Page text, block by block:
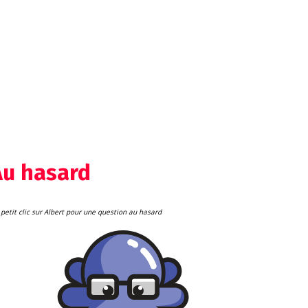
hasard
petit clic sur Albert pour une question au hasard